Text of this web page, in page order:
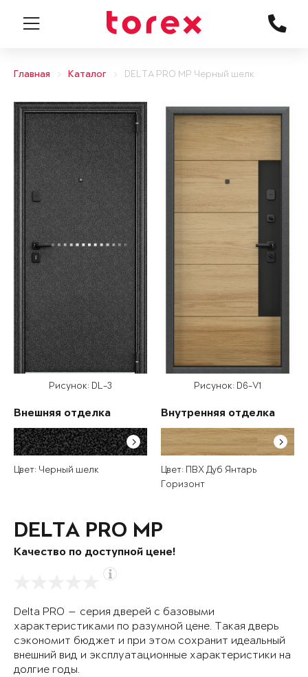
Главная Каталог DELTA PRO MP Черный шелк
Рисунок: DL-3
Внешняя отделка
Цвет: Черный шелк
Рисунок: D6-V1
Внутренняя отделка
Цвет: ПВХ Дуб Янтарь
Горизонт
DELTA PRO MP
Качество по доступной цене!
Delta PRO — серия дверей с базовыми
характеристиками по разумной цене. Такая дверь
сэкономит бюджет и при этом сохранит идеальный
внешний вид и эксплуатационные характеристики на
долгие годы.